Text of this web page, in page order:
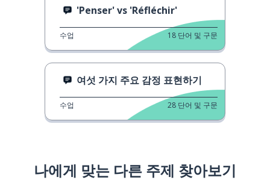
'Penser' vs 'Réfléchir'
수업 18 단어 및 구문
여섯 가지 주요 감정 표현하기
수업 28 단어 및 구문
나에게 맞는 다른 주제 찾아보기